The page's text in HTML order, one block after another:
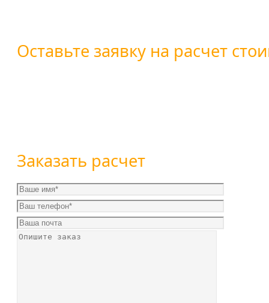
Оставьте заявку на расчет
Заказать расчет